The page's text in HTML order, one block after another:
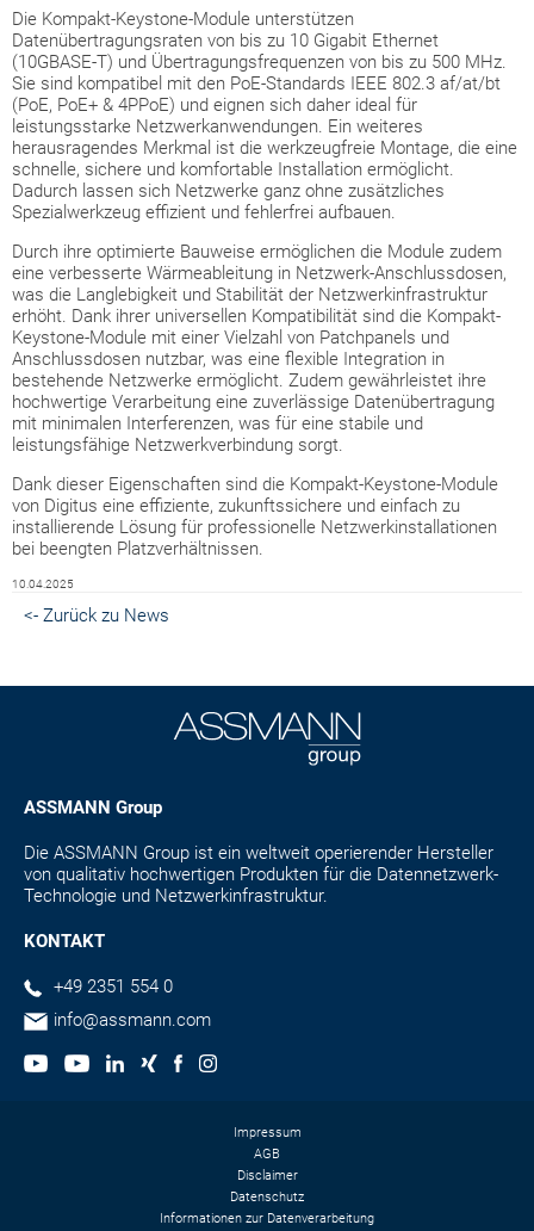
Die Kompakt-Keystone-Module unterstützen
Datenübertragungsraten von bis zu 10 Gigabit Ethernet
(10GBASE-T) und Übertragungsfrequenzen von bis zu 500 MHz.
Sie sind kompatibel mit den PoE-Standards IEEE 802.3 af/at/bt
(PoE, PoE+ & 4PPoE) und eignen sich daher ideal für
leistungsstarke Netzwerkanwendungen. Ein weiteres
herausragendes Merkmal ist die werkzeugfreie Montage, die eine
schnelle, sichere und komfortable Installation ermöglicht.
Dadurch lassen sich Netzwerke ganz ohne zusätzliches
Spezialwerkzeug effizient und fehlerfrei aufbauen.
Durch ihre optimierte Bauweise ermöglichen die Module zudem
eine verbesserte Wärmeableitung in Netzwerk-Anschlussdosen,
was die Langlebigkeit und Stabilität der Netzwerkinfrastruktur
erhöht. Dank ihrer universellen Kompatibilität sind die Kompakt-
Keystone-Module mit einer Vielzahl von Patchpanels und
Anschlussdosen nutzbar, was eine flexible Integration in
bestehende Netzwerke ermöglicht. Zudem gewährleistet ihre
hochwertige Verarbeitung eine zuverlässige Datenübertragung
mit minimalen Interferenzen, was für eine stabile und
leistungsfähige Netzwerkverbindung sorgt.
Dank dieser Eigenschaften sind die Kompakt-Keystone-Module
von Digitus eine effiziente, zukunftssichere und einfach zu
installierende Lösung für professionelle Netzwerkinstallationen
bei beengten Platzverhältnissen.
10.04.2025
<- Zurück zu News
ASSMANN Group
Die ASSMANN Group ist ein weltweit operierender Hersteller
von qualitativ hochwertigen Produkten für die Datennetzwerk-
Technologie und Netzwerkinfrastruktur.
KONTAKT
+49 2351 554 0
info@assmann.com
Impressum
AGB
Disclaimer
Datenschutz
Informationen zur Datenverarbeitung